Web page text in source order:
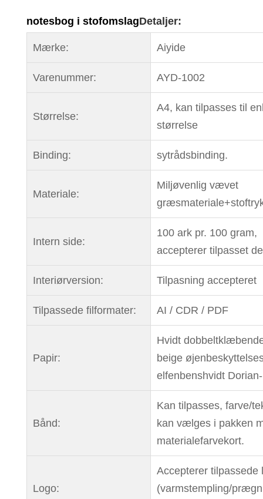
notesbog i stofomslagDetaljer:
Mærke: Aiyide
Varenummer: AYD-1002
Størrelse:
A4, kan tilpasses til
størrelse
Binding: sytrådsbinding.
Materiale:
Miljøvenlig vævet
Intern side:
100 ark pr. 100 gram,
accepterer tilpasset
Interiørversion: Tilpasning accepteret
Tilpassede filformater: AI / CDR / PDF
Papir:
Hvidt
beige
elfenbenshvidt
Bånd:
Kan tilpasses, farve/
kan vælges i pakken
materialefarvekort.
Logo:
Accepterer tilpassede
(varmstempling/